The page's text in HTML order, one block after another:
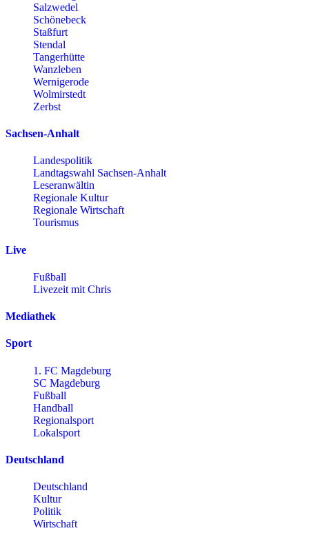
Salzwedel
Schönebeck
Staßfurt
Stendal
Tangerhütte
Wanzleben
Wernigerode
Wolmirstedt
Zerbst
Sachsen-Anhalt
Landespolitik
Landtagswahl Sachsen-Anhalt
Leseranwältin
Regionale Kultur
Regionale Wirtschaft
Tourismus
Live
Fußball
Livezeit mit Chris
Mediathek
Sport
1. FC Magdeburg
SC Magdeburg
Fußball
Handball
Regionalsport
Lokalsport
Deutschland
Deutschland
Kultur
Politik
Wirtschaft